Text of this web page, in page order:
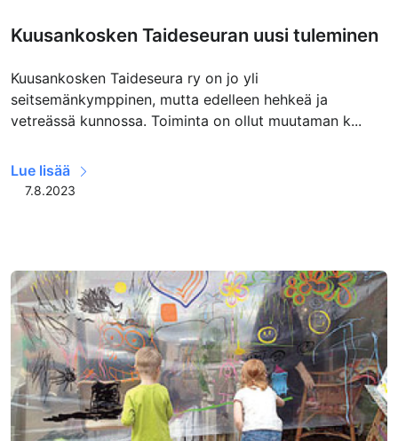
Kuusankosken Taideseuran uusi tuleminen
Kuusankosken Taideseura ry on jo yli
seitsemänkymppinen, mutta edelleen hehkeä ja
vetreässä kunnossa. Toiminta on ollut muutaman k...
Lue lisää
7.8.2023